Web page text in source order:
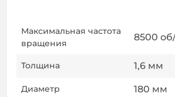
Максимальная частота
вращения
8500
Толщина 1,6 мм
Диаметр 180 мм